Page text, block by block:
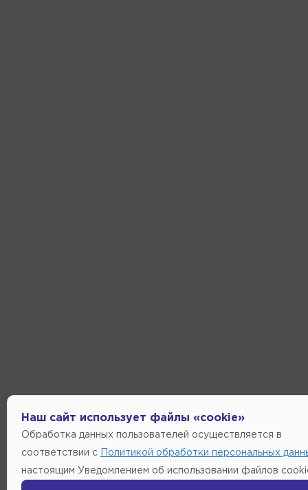
Наш сайт использует файлы «cookie»
Обработка данных пользователей осуществляется в
соответствии с Политикой обработки персональных
настоящим Уведомлением об использовании файлов